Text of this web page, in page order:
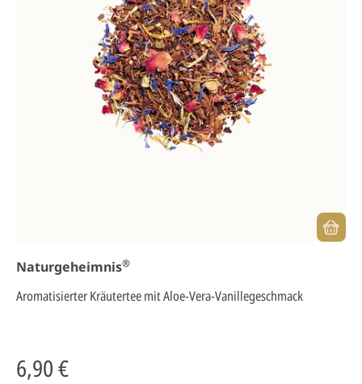
Naturgeheimnis®
Aromatisierter Kräutertee mit Aloe-Vera-Vanillegeschmack
6,90 €